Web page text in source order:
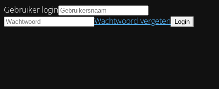
Gebruiker login
Wachtwoord vergeten